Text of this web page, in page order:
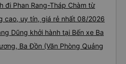
đi Phan Rang-Tháp Chàm từ
cao, uy tín, giá rẻ nhất 08/2026
Dũng khởi hành tại Bến xe Ba
Ba Đồn (Văn Phòng Quảng